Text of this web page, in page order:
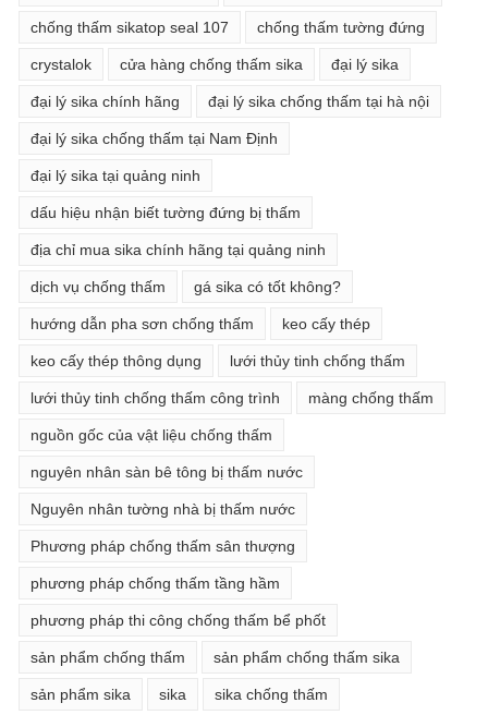
chống thấm sikatop seal 107 chống thấm tường đứng
crystalok cửa hàng chống thấm sika đại lý sika
đại lý sika chính hãng đại lý sika chống thấm tại hà nội
đại lý sika chống thấm tại Nam Định
đại lý sika tại quảng ninh
dấu hiệu nhận biết tường đứng bị thấm
địa chỉ mua sika chính hãng tại quảng ninh
dịch vụ chống thấm gá sika có tốt không?
hướng dẫn pha sơn chống thấm keo cấy thép
keo cấy thép thông dụng lưới thủy tinh chống thấm
lưới thủy tinh chống thấm công trình màng chống thấm
nguồn gốc của vật liệu chống thấm
nguyên nhân sàn bê tông bị thấm nước
Nguyên nhân tường nhà bị thấm nước
Phương pháp chống thấm sân thượng
phương pháp chống thấm tầng hầm
phương pháp thi công chống thấm bể phốt
sản phẩm chống thấm sản phẩm chống thấm sika
sản phẩm sika sika sika chống thấm